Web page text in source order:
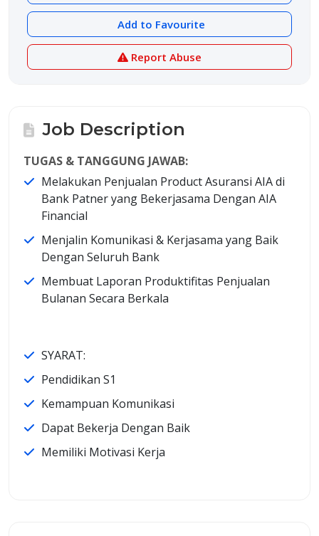
Add to Favourite
Report Abuse
Job Description
TUGAS & TANGGUNG JAWAB:
Melakukan Penjualan Product Asuransi AIA di
Bank Patner yang Bekerjasama Dengan AIA
Financial
Menjalin Komunikasi & Kerjasama yang Baik
Dengan Seluruh Bank
Membuat Laporan Produktifitas Penjualan
Bulanan Secara Berkala
SYARAT:
Pendidikan S1
Kemampuan Komunikasi
Dapat Bekerja Dengan Baik
Memiliki Motivasi Kerja